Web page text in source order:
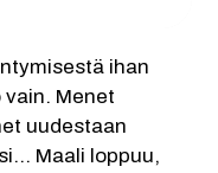
ihan
Menet
uudestaan
Maali loppuu,